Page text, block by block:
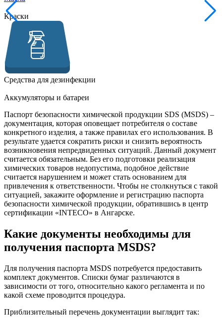
Краски
Средства для дезинфекции
Аккумуляторы и батареи
Паспорт безопасности химической продукции SDS (MSDS) –
документация, которая оповещает потребителя о составе
конкретного изделия, а также правилах его использования. В
результате удается сократить риски и снизить вероятность
возникновения непредвиденных ситуаций. Данный документ
считается обязательным. Без его подготовки реализация
химических товаров недопустима, подобное действие
считается нарушением и может стать основанием для
привлечения к ответственности. Чтобы не столкнуться с такой
ситуацией, закажите оформление и регистрацию паспорта
безопасности химической продукции, обратившись в центр
сертификации «INTECO» в Ангарске.
Какие документы необходимы для
получения паспорта MSDS?
Для получения паспорта MSDS потребуется предоставить
комплект документов. Списки бумаг различаются в
зависимости от того, относительно какого регламента и по
какой схеме проводится процедура.
Приблизительный перечень документации выглядит так: